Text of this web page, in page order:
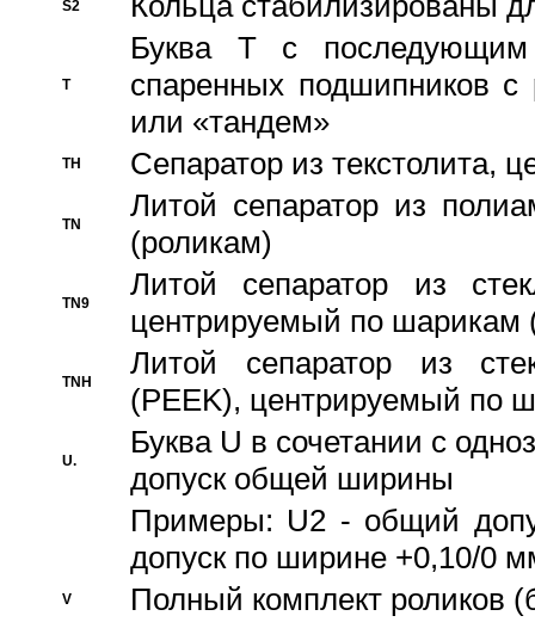
S2
T
Буква T с
спаренных подшипников
или «тандем»
TH Сепаратор из текстолита,
TN
Литой сепаратор из
(роликам)
TN9
Литой сепаратор из
центрируемый по шарикам
TNH
Литой сепаратор из
(PEEK), центрируемый по
U.
Буква U в сочетании с
допуск общей ширины
Примеры: U2 - общий
допуск по ширине +0,10/0
V Полный комплект роликов